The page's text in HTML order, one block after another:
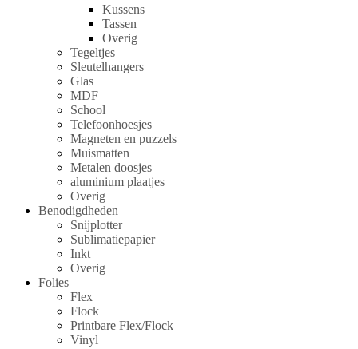
Kussens
Tassen
Overig
Tegeltjes
Sleutelhangers
Glas
MDF
School
Telefoonhoesjes
Magneten en puzzels
Muismatten
Metalen doosjes
aluminium plaatjes
Overig
Benodigdheden
Snijplotter
Sublimatiepapier
Inkt
Overig
Folies
Flex
Flock
Printbare Flex/Flock
Vinyl